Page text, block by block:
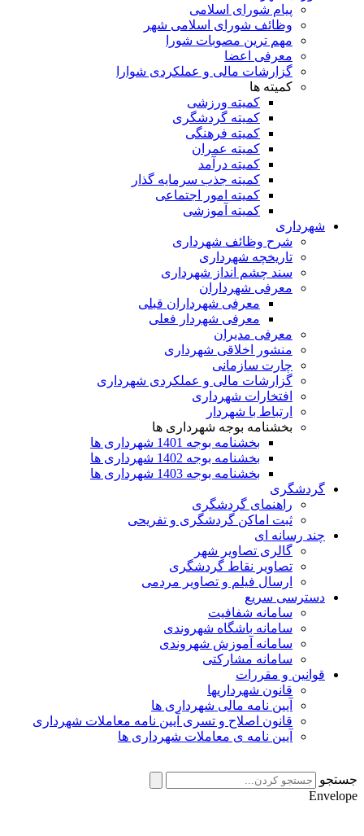
پیام شورای اسلامی
وظائف شورای اسلامی شهر
مهم ترین مصوبات شورا
معرفی اعضا
گزارشات مالی و عملکردی شوارا
کمیته ها
کمیته ورزشی
کمیته گردشگری
کمیته فرهنگی
کمیته عمران
کمیته درآمد
کمیته جذب سرمایه گذار
کمیته امور اجتماعی
کمیته آموزشی
شهرداری
شرح وظائف شهرداری
تاریخچه شهرداری
سند چشم انداز شهرداری
معرفی شهرداران
معرفی شهرداران قبلی
معرفی شهردار فعلی
معرفی مدیران
منشور اخلاقی شهرداری
چارت سازمانی
گزارشات مالی و عملکردی شهرداری
افتخارات شهرداری
ارتباط با شهردار
بخشنامه بوجه شهرداری ها
بخشنامه بوجه 1401 شهرداری ها
بخشنامه بوجه 1402 شهرداری ها
بخشنامه بوجه 1403 شهرداری ها
گردشگری
راهنمای گردشگری
ثبت اماکن گردشگری و تفریحی
چند رسانه ای
گالری تصاویر شهر
تصاویر نقاط گردشگری
ارسال فیلم و تصاویر مردمی
دسترسی سریع
سامانه شفافیت
سامانه باشگاه شهروندی
سامانه آموزش شهروندی
سامانه مشارکتی
قوانین و مقررات
قانون شهرداریها
آیین نامه مالی شهرداری ها
قانون اصلاح و تسری آیین نامه معاملات شهرداری
آیین نامه ی معاملات شهرداری ها
جستجو
Envelope